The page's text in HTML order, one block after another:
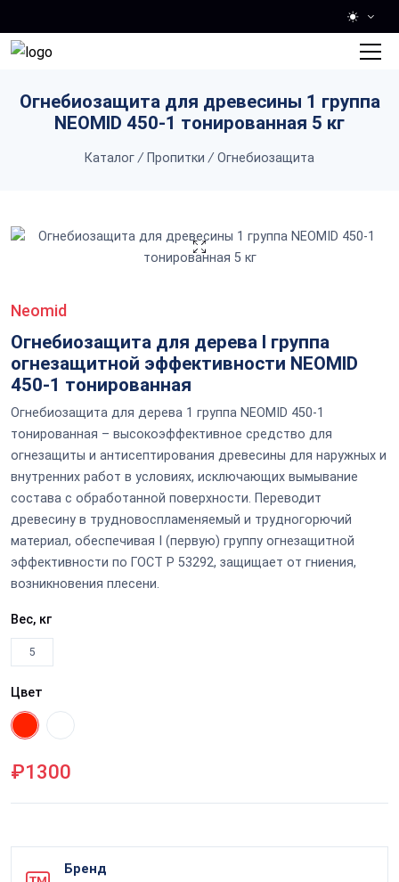
Огнебиозащита для древесины 1 группа
NEOMID 450-1 тонированная 5 кг
Каталог / Пропитки / Огнебиозащита
Neomid
Огнебиозащита для дерева I группа
огнезащитной эффективности NEOMID
450-1 тонированная
Огнебиозащита для дерева 1 группа NEOMID 450-1
тонированная – высокоэффективное средство для
огнезащиты и антисептирования древесины для наружных и
внутренних работ в условиях, исключающих вымывание
состава с обработанной поверхности. Переводит
древесину в трудновоспламеняемый и трудногорючий
материал, обеспечивая I (первую) группу огнезащитной
эффективности по ГОСТ Р 53292, защищает от гниения,
возникновения плесени.
Вес, кг
5
Цвет
₽1300
Бренд